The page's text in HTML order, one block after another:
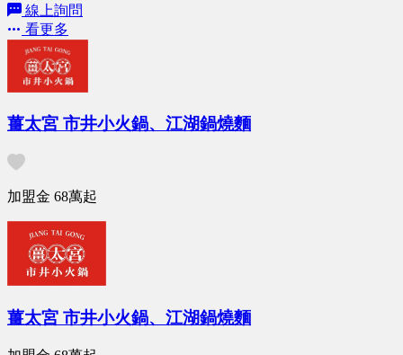
線上詢問
看更多
薑太宮 市井小火鍋、江湖鍋燒麵
加盟金 68萬起
薑太宮 市井小火鍋、江湖鍋燒麵